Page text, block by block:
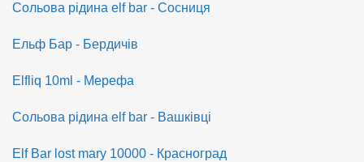
Сольова рідина elf bar - Сосниця
Ельф Бар - Бердичів
Elfliq 10ml - Мерефа
Сольова рідина elf bar - Вашківці
Elf Bar lost mary 10000 - Красноград